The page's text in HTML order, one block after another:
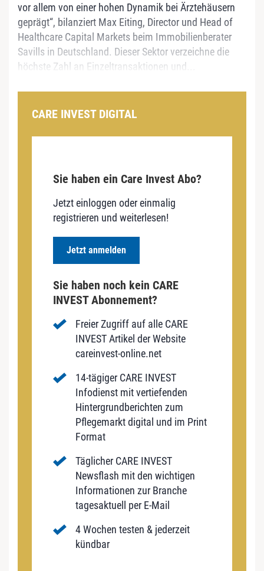
vor allem von einer hohen Dynamik bei Ärztehäusern
geprägt“, bilanziert Max Eiting, Director und Head of
Healthcare Capital Markets beim Immobilienberater
Savills in Deutschland. Dieser Sektor verzeichne die
höchste Zahl an Einzeltransaktionen und...
CARE INVEST DIGITAL
Sie haben ein Care Invest Abo?
Jetzt einloggen oder einmalig
registrieren und weiterlesen!
Jetzt anmelden
Sie haben noch kein CARE
INVEST Abonnement?
Freier Zugriff auf alle CARE
INVEST Artikel der Website
careinvest-online.net
14-tägiger CARE INVEST
Infodienst mit vertiefenden
Hintergrundberichten zum
Pflegemarkt digital und im Print
Format
Täglicher CARE INVEST
Newsflash mit den wichtigen
Informationen zur Branche
tagesaktuell per E-Mail
4 Wochen testen & jederzeit
kündbar